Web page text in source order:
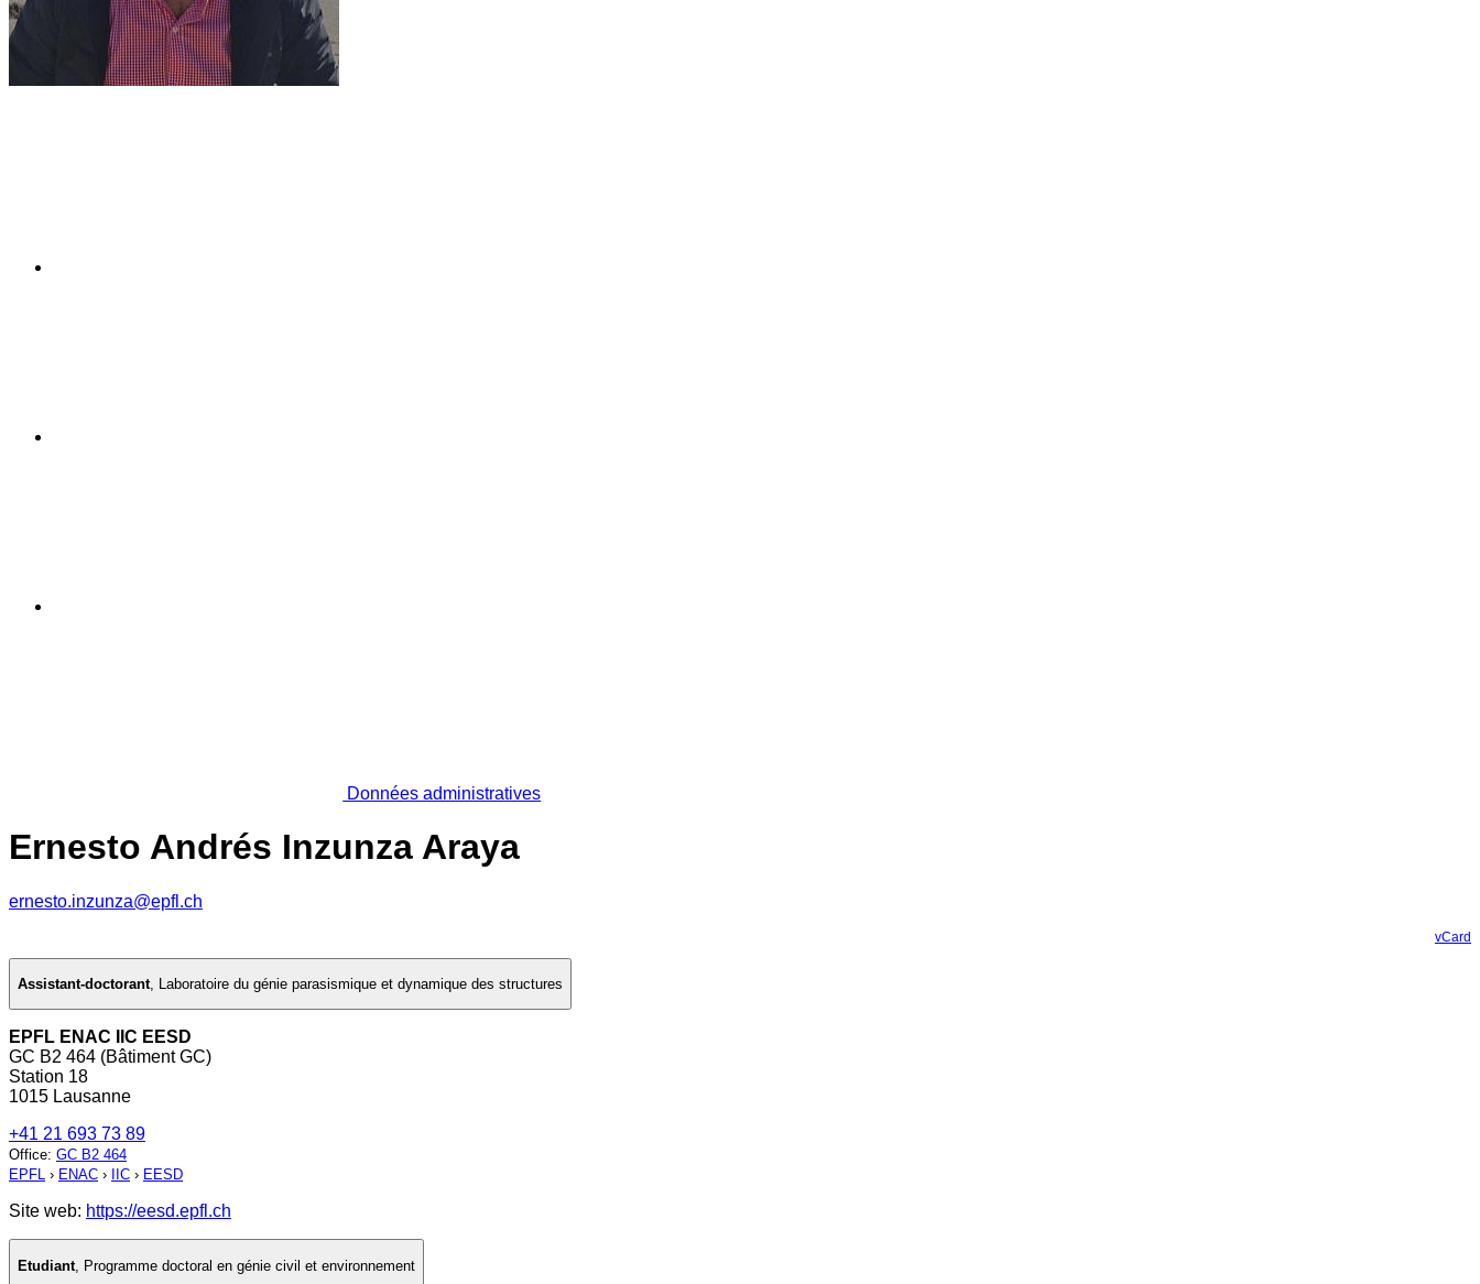
Données administratives
Ernesto Andrés Inzunza Araya
ernesto.inzunza@epfl.ch
vCard
Assistant-doctorant, Laboratoire du génie parasismique et dynamique des structures
EPFL ENAC IIC EESD
GC B2 464 (Bâtiment GC)
Station 18
1015 Lausanne
+41 21 693 73 89
Office: GC B2 464
EPFL › ENAC › IIC › EESD
Site web: https://eesd.epfl.ch
Etudiant Programme doctoral en génie civil et environnement